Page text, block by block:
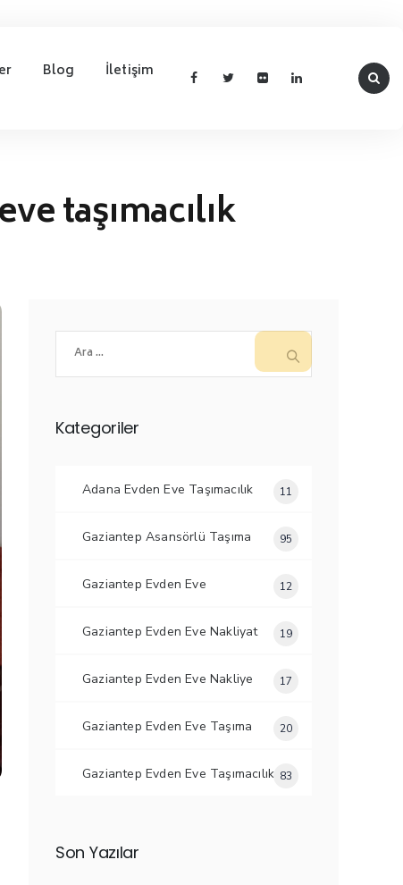
Blog İletişim
taşımacılık
Kategoriler
Adana Evden Eve Taşımacılık 11
Gaziantep Asansörlü Taşıma 95
Gaziantep Evden Eve 12
Gaziantep Evden Eve Nakliyat 19
Gaziantep Evden Eve Nakliye 17
Gaziantep Evden Eve Taşıma 20
Gaziantep Evden Eve Taşımacılık 83
Son Yazılar